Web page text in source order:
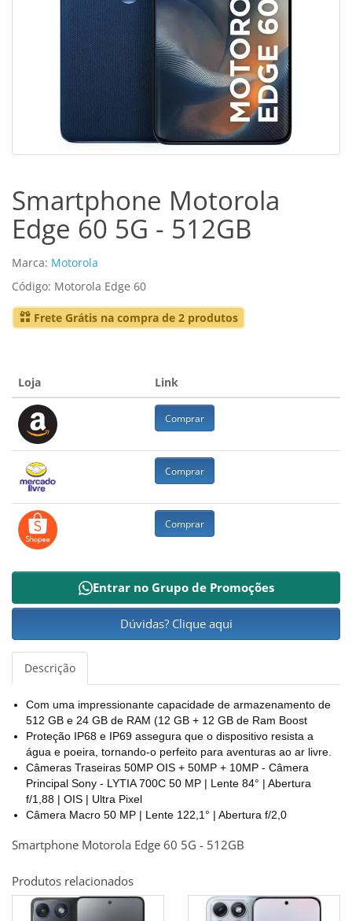
Smartphone Motorola
Edge 60 5G - 512GB
Marca: Motorola
Código: Motorola Edge 60
Frete Grátis na compra de 2 produtos
Loja Link
Comprar
Comprar
Comprar
Entrar no Grupo de Promoções
Dúvidas? Clique aqui
Descrição
Com uma impressionante capacidade de armazenamento de
512 GB e 24 GB de RAM (12 GB + 12 GB de Ram Boost
Proteção IP68 e IP69 assegura que o dispositivo resista a
água e poeira, tornando-o perfeito para aventuras ao ar livre.
Câmeras Traseiras 50MP OIS + 50MP + 10MP - Câmera
Principal Sony - LYTIA 700C 50 MP | Lente 84° | Abertura
f/1,88 | OIS | Ultra Pixel
Câmera Macro 50 MP | Lente 122,1° | Abertura f/2,0
Smartphone Motorola Edge 60 5G - 512GB
Produtos relacionados